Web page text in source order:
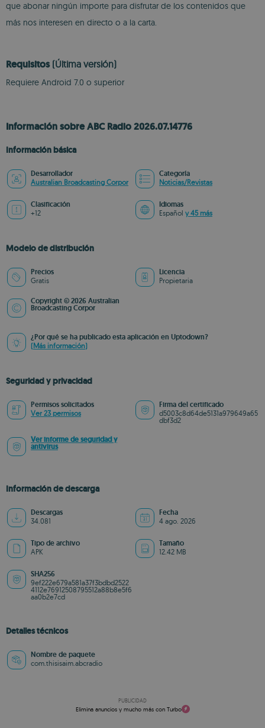
que abonar ningún importe para disfrutar de los contenidos que
más nos interesen en directo o a la carta.
Requisitos (Última versión)
Requiere Android 7.0 o superior
Información sobre ABC Radio 2026.07.14776
Información básica
Desarrollador
Australian Broadcasting Corpor
Categoría
Noticias/Revistas
Clasificación
+12
Idiomas
Español y 45 más
Modelo de distribución
Precios
Gratis
Licencia
Propietaria
Copyright © 2026 Australian
Broadcasting Corpor
¿Por qué se ha publicado esta aplicación en Uptodown?
(Más información)
Seguridad y privacidad
Permisos solicitados
Ver 23 permisos
Firma del certificado
d5003c8d64de5131a979649a65
dbf3d2
Ver informe de seguridad y
antivirus
Información de descarga
Descargas
34.081
Fecha
4 ago. 2026
Tipo de archivo
APK
Tamaño
12.42 MB
SHA256
9ef222e679a581a37f3bdbd2522
4112e76912508795512a88b8e5f6
aa0b2e7cd
Detalles técnicos
Nombre de paquete
com.thisisaim.abcradio
PUBLICIDAD
Elimina anuncios y mucho más con Turbo